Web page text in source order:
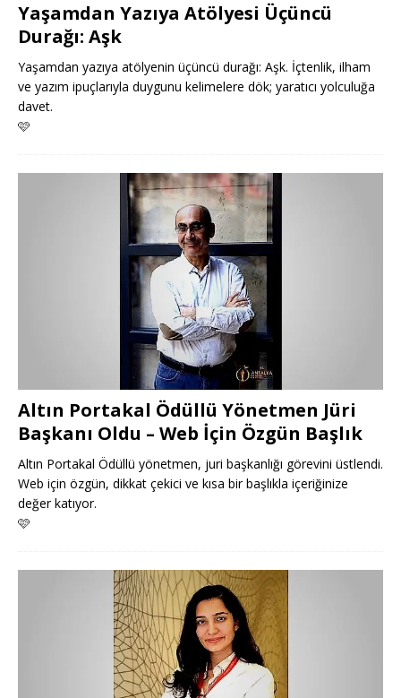
Yaşamdan Yazıya Atölyesi Üçüncü
Durağı: Aşk
Yaşamdan yazıya atölyenin üçüncü durağı: Aşk. İçtenlik, ilham
ve yazım ipuçlarıyla duygunu kelimelere dök; yaratıcı yolculuğa
davet.
🩷
Altın Portakal Ödüllü Yönetmen Jüri
Başkanı Oldu – Web İçin Özgün Başlık
Altın Portakal Ödüllü yönetmen, juri başkanlığı görevini üstlendi.
Web için özgün, dikkat çekici ve kısa bir başlıkla içeriğinize
değer katıyor.
🩷